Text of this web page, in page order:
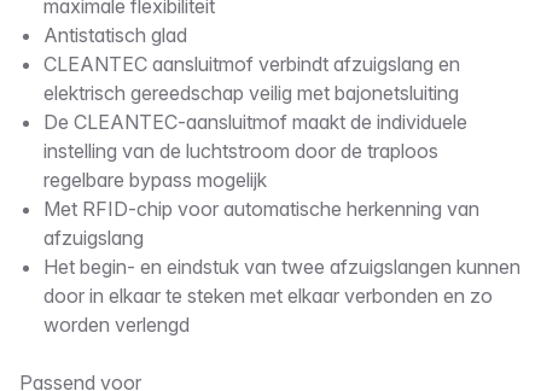
maximale flexibiliteit
Antistatisch glad
CLEANTEC aansluitmof verbindt afzuigslang en
elektrisch gereedschap veilig met bajonetsluiting
De CLEANTEC-aansluitmof maakt de individuele
instelling van de luchtstroom door de traploos
regelbare bypass mogelijk
Met RFID-chip voor automatische herkenning van
afzuigslang
Het begin- en eindstuk van twee afzuigslangen kunnen
door in elkaar te steken met elkaar verbonden en zo
worden verlengd
Passend voor